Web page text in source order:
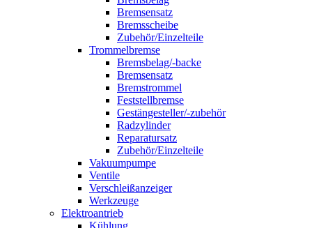
Bremsensatz
Bremsscheibe
Zubehör/Einzelteile
Trommelbremse
Bremsbelag/-backe
Bremsensatz
Bremstrommel
Feststellbremse
Gestängesteller/-zubehör
Radzylinder
Reparatursatz
Zubehör/Einzelteile
Vakuumpumpe
Ventile
Verschleißanzeiger
Werkzeuge
Elektroantrieb
Kühlung